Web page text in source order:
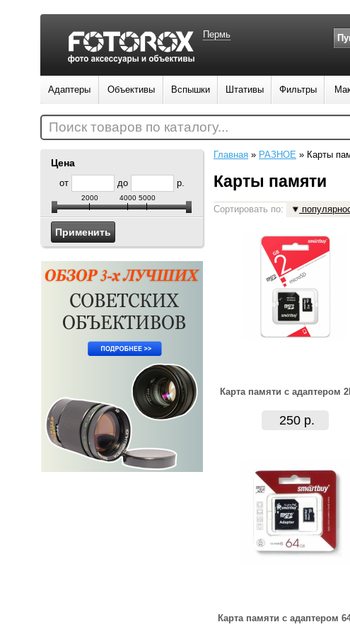
Цена
от до р.
2000 4000 5000
Главная » РАЗНОЕ » Карты
Карты памяти
Сортировать по:
Карта памяти с адаптером
250 р.
Карта памяти с адаптером
Пермь
Адаптеры Объективы Вспышки Штативы Фильтры
Поиск товаров по каталогу...